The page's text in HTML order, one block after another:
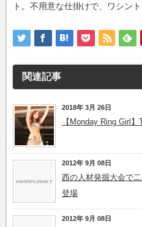
ト。不用意な仕掛けで、ワシン
関連記事
2018年 3月 26日
【Monday Ring Girl】
2012年 9月 08日
西の人材発掘大会で
登場
2012年 9月 08日